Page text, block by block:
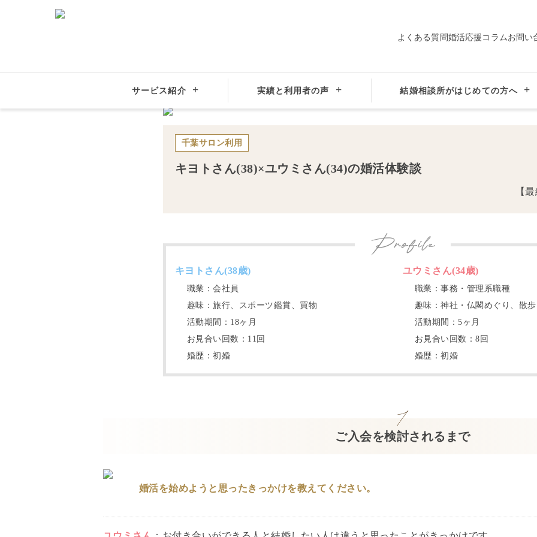
よくある質問婚活応援コラム お問い
サービス紹介 実績と利用者の声 結婚相談所がはじめての方へ
全国の結婚相談所 千葉県千葉市の結婚相談所サンマリエ千葉サロン カップルインタビュー・婚
千葉サロン利用
キヨト さん(38)×ユウミ さん(34)の婚活体験談
【
キヨト さん(38歳)
職業：会社員
趣味：旅行、スポーツ鑑賞、買物
活動期間： 18ヶ月
お見合い回数： 11 回
婚歴：初婚
ユウミ さん(34歳)
職業：事務・管理系職種
趣味：神社・仏閣めぐり、散
活動期間：5 ヶ月
お見合い回数：8 回
婚歴：初婚
ご入会を検討されるまで
婚活を始めようと思ったきっかけを教えてください。